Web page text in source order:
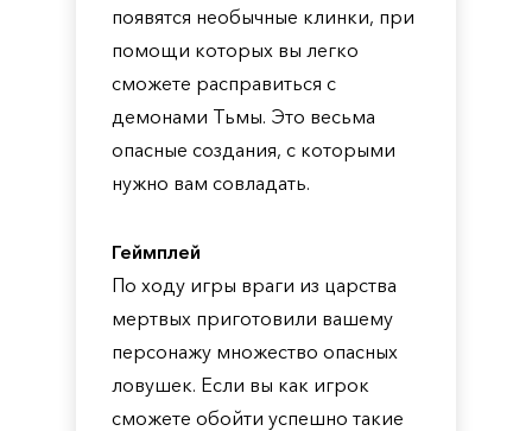
появятся необычные клинки, при
помощи которых вы легко
сможете расправиться с
демонами Тьмы. Это весьма
опасные создания, с которыми
нужно вам совладать.
Геймплей
По ходу игры враги из царства
мертвых приготовили вашему
персонажу множество опасных
ловушек. Если вы как игрок
сможете обойти успешно такие